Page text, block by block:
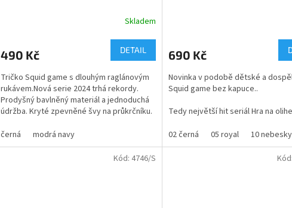
Skladem
490 Kč DETAIL
Tričko Squid game s dlouhým raglánovým
rukávem.Nová serie 2024 trhá rekordy.
Prodyšný bavlněný materiál a jednoduchá
údržba. Kryté zpevněné švy na průkrčníku.
triček s potiskem Squid game, neboli Hra
na oliheň.
černá modrá navy
je
z
5
690 Kč
Novinka v podobě dětské a
Squid game bez kapuce..
Tedy největší hit seriál Hra na
Mikina je vyrobená ze 100%
potištěná z přední strany a na
02 černá 05 royal 10
Kód: 4746/S Kód: